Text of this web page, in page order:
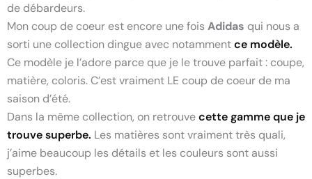
de débardeurs.
Mon coup de coeur est encore une fois Adidas qui nous a
sorti une collection dingue avec notammentce modèle.
Ce modèle je l’adore parce que je le trouve parfait : coupe,
matière, coloris. C’est vraiment LE coup de coeur de ma
saison d’été.
Dans la même collection, on retrouvecette gamme que je
trouve superbe. Les matières sont vraiment très quali,
j’aime beaucoup les détails et les couleurs sont aussi
superbes.